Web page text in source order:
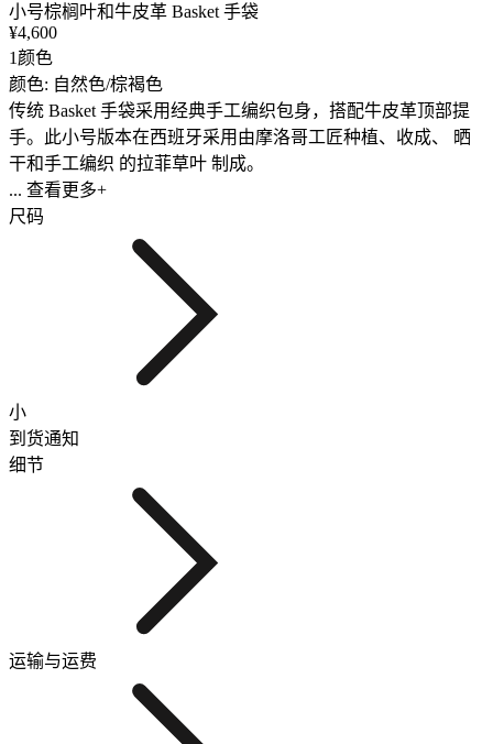
小号棕榈叶和牛皮革 Basket 手袋
¥4,600
1颜色
颜色: 自然色/棕褐色
传统 Basket 手袋采用经典手工编织包身，搭配牛皮革顶部提
手。此小号版本在西班牙采用由摩洛哥工匠种植、收成、 晒
干和手工编织 的拉菲草叶 制成。
... 查看更多+
尺码
小
到货通知
细节
运输与运费